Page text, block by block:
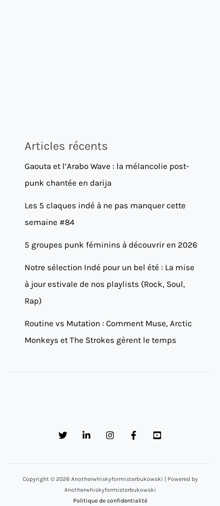
Articles récents
Gaouta et l’Arabo Wave : la mélancolie post-
punk chantée en darija
Les 5 claques indé à ne pas manquer cette
semaine #84
5 groupes punk féminins à découvrir en 2026
Notre sélection Indé pour un bel été : La mise
à jour estivale de nos playlists (Rock, Soul,
Rap)
Routine vs Mutation : Comment Muse, Arctic
Monkeys et The Strokes gèrent le temps
Copyright © 2026 Anotherwhiskyformisterbukowski | Powered by
Anotherwhiskyformisterbukowski
Politique de confidentialité